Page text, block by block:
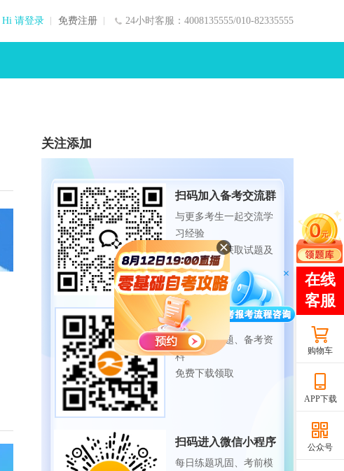
24小时客服：4008135555/010-82335555
Hi 请登录 免费注册
关注添加
扫码加入备考交流群
与更多考生一起交流学
习经验
备战考试，获取试题及
资料
扫码下载APP
海量历年试题、备考资
料
免费下载领取
扫码进入微信小程序
每日练题巩固、考前模
购物车
APP下载
公众号